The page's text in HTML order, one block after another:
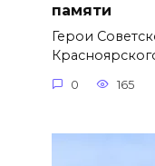
памяти
Герои
0 165